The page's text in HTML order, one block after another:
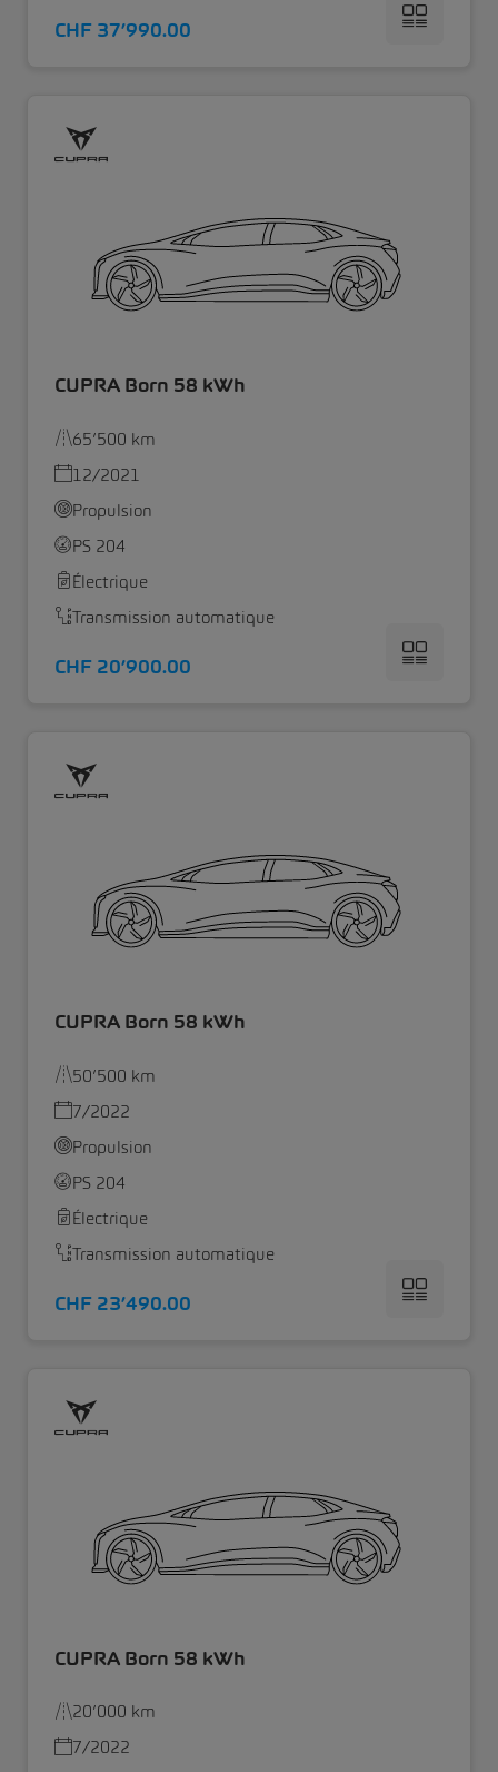
CHF 37’990.00
CUPRA Born 58 kWh
65’500 km
12/2021
Propulsion
PS 204
Électrique
Transmission automatique
CHF 20’900.00
CUPRA Born 58 kWh
50’500 km
7/2022
Propulsion
PS 204
Électrique
Transmission automatique
CHF 23’490.00
CUPRA Born 58 kWh
20’000 km
7/2022